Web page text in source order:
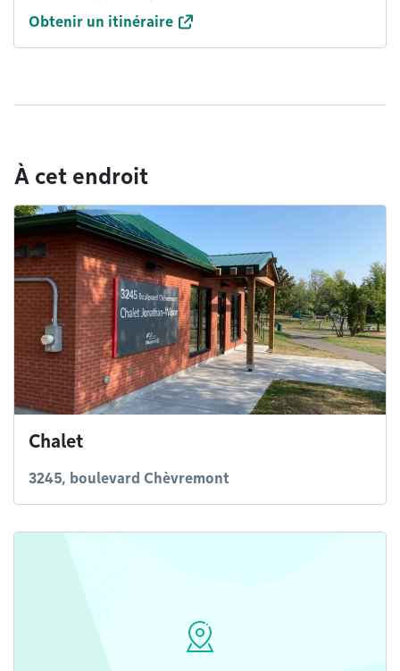
Obtenir un itinéraire
À cet endroit
Chalet
3245, boulevard Chèvremont